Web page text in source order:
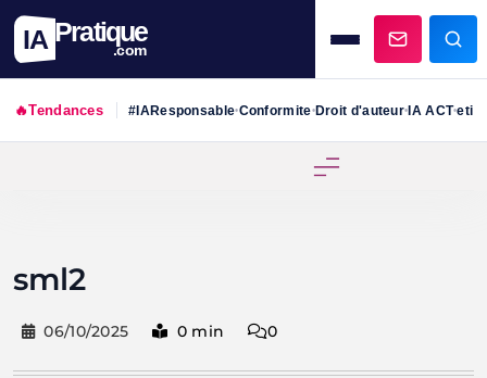
IA Pratique
.com
🔥Tendances #IAResponsable•Conformite•Droit d'auteur•IA ACT•
sml2
06/10/2025 0 min 0